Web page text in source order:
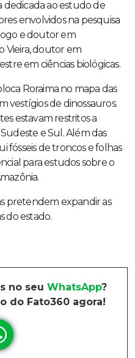
dedicada ao estudo de
envolvidos na pesquisa
e doutor em
Vieira, doutor em
em ciências biológicas.
Roraima no mapa das
vestígios de dinossauros.
estavam restritos a
e Sul. Além das
fósseis de troncos e folhas
para estudos sobre o
pretendem expandir as
do estado.
no seu WhatsApp?
do Fato360 agora!